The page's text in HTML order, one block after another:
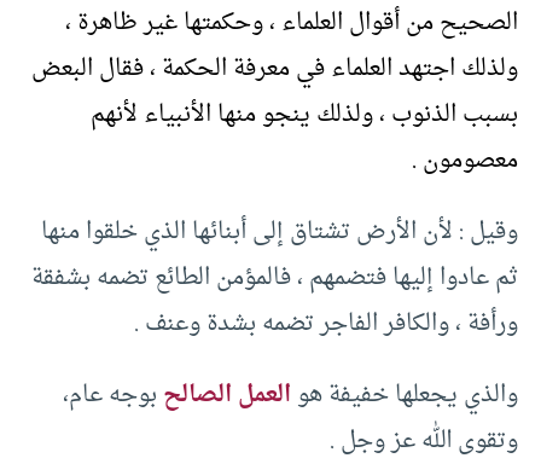
الصحيح من أقوال العلماء ، وحكمتها غير ظاهرة ،
ولذلك اجتهد العلماء في معرفة الحكمة ، فقال البعض
بسبب الذنوب ، ولذلك ينجو منها الأنبياء لأنهم
معصومون .
وقيل : لأن الأرض تشتاق إلى أبنائها الذي خلقوا منها
ثم عادوا إليها فتضمهم ، فالمؤمن الطائع تضمه بشفقة
ورأفة ، والكافر الفاجر تضمه بشدة وعنف .
والذي يجعلها خفيفة هوالعمل الصالحبوجه عام،
وتقوى الله عز وجل .